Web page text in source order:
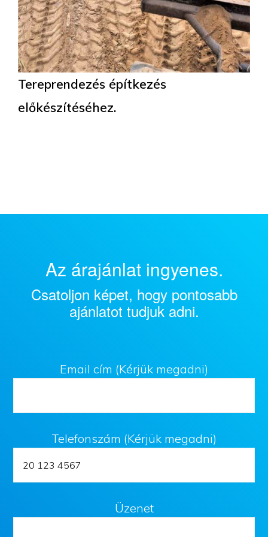
Tereprendezés építkezés
előkészítéséhez.
Az árajánlat ingyenes.
Csatoljon képet, hogy pontosabb
ajánlatot tudjuk adni.
Email cím (Kérjük megadni)
Telefonszám (Kérjük megadni)
Üzenet